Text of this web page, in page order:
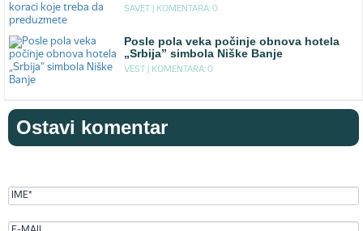
SAVET | KOMENTARA: 0
Posle pola veka počinje obnova hotela
„Srbija” simbola Niške Banje
VEST | KOMENTARA: 0
Ostavi komentar